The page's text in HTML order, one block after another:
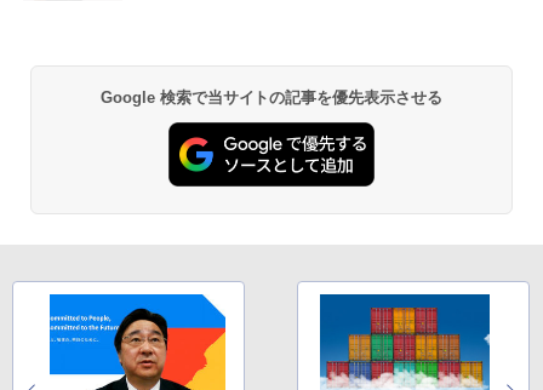
Google 検索で当サイトの記事を優先表示させる